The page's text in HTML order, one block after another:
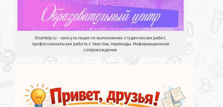
DissHelp.ru - консультации по выполнению студенческих работ,
профессиональная работа с текстом, переводы. Информационное
сопровождение